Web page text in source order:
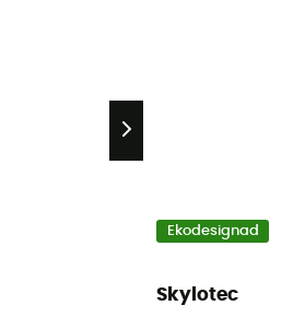
Ekodesignad
Skylotec